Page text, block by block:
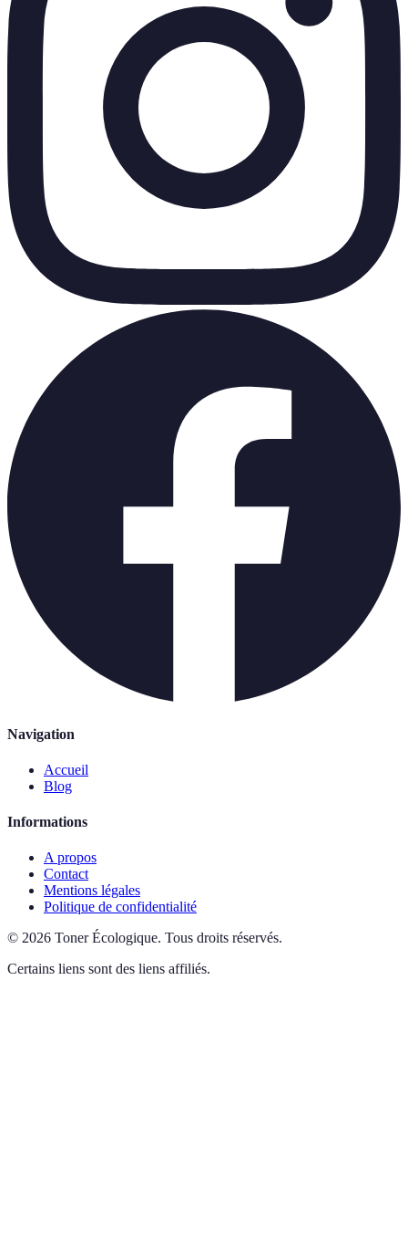
Navigation
Accueil
Blog
Informations
A propos
Contact
Mentions légales
Politique de confidentialité
© 2026 Toner Écologique. Tous droits réservés.
Certains liens sont des liens affiliés.